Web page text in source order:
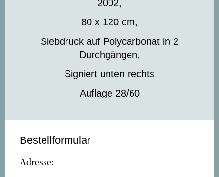
2002,
80 x 120 cm,
Siebdruck auf Polycarbonat in 2
Durchgängen,
Signiert unten rechts
Auflage 28/60
Bestellformular
Adresse: